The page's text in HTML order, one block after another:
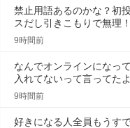
禁止用語あるのかな？初
スだし引きこもりで無理
9時間前
なんでオンラインになっ
入れてないって言ってた
9時間前
好きになる人全員もうす